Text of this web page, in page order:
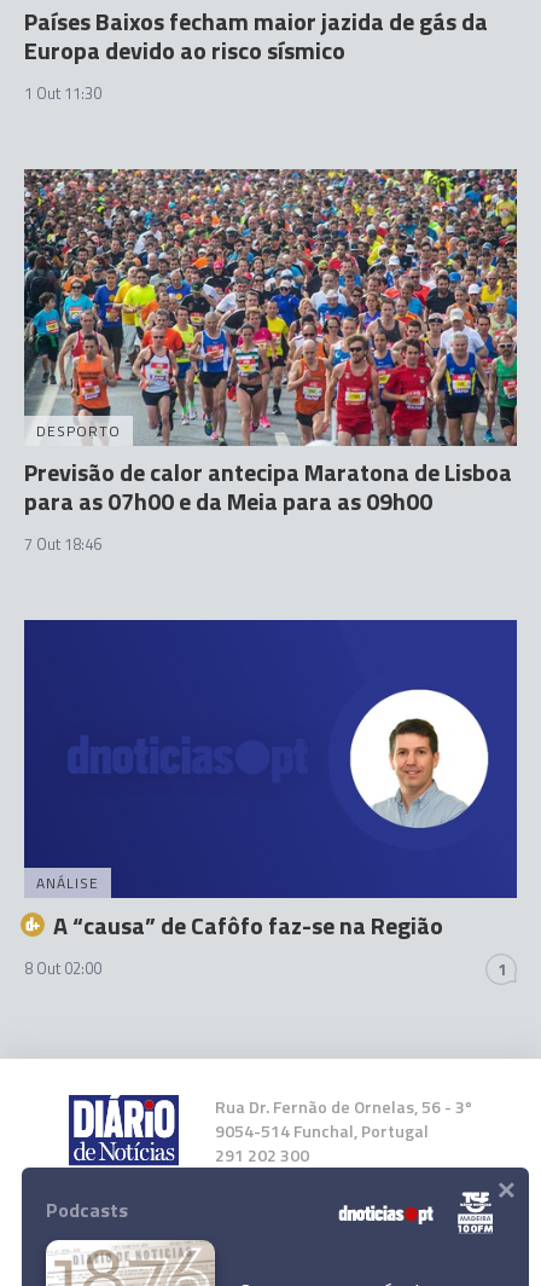
Países Baixos fecham maior jazida de gás da
Europa devido ao risco sísmico
1 Out 11:30
DESPORTO
Previsão de calor antecipa Maratona de Lisboa
para as 07h00 e da Meia para as 09h00
7 Out 18:46
ANÁLISE
A “causa” de Cafôfo faz-se na Região
8 Out 02:00 1
Rua Dr. Fernão de Ornelas, 56 - 3º
9054-514 Funchal, Portugal
291 202 300
Instale a nossa App
Podcasts ×